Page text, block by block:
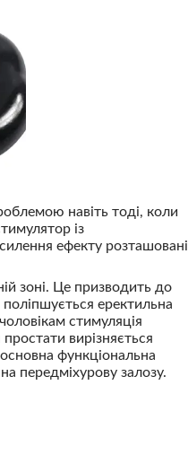
навіть тоді, коли
із
ефекту розташовані
зоні. Це призводить до
еректильна
стимуляція
вирізняється
функціональна
передміхурову залозу.